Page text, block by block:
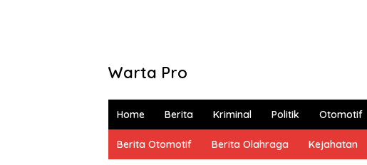
Warta Pro
dan
Home Berita Kriminal Politik Otomotif
Berita Otomotif Berita Olahraga Kejahatan